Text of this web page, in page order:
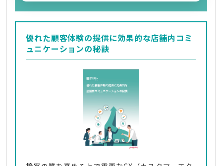
優れた顧客体験の提供に効果的な店舗内コミ
ュニケーションの秘訣